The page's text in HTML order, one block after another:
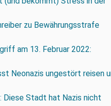
zu Bewährungsstrafe
am 13. Februar 2022:
Neonazis ungestört reisen
Diese Stadt hat Nazis nicht